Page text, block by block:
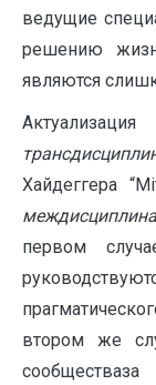
ведущие
решению
являются
Хайдеггера
первом
втором же